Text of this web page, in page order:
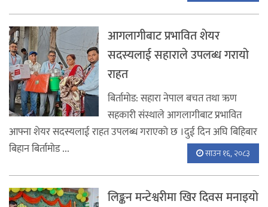
साउन १६, २०८३
आगलागीबाट प्रभावित शेयर
सदस्यलाई सहाराले उपलब्ध गरायाे
राहत
बिर्तामाेड: सहारा नेपाल बचत तथा ऋण
सहकारी संस्थाले आगलागीबाट प्रभावित
आफ्ना शेयर सदस्यलाई राहत उपलब्ध गराएकाे छ ।दुई दिन अघि बिहिबार
बिहान बिर्तामाेड ...
लिङ्कन मन्टेश्वरीमा खिर दिवस मनाइयो